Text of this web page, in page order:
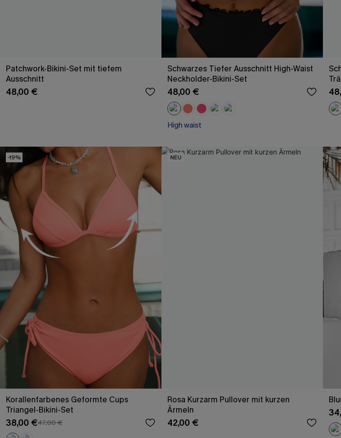
Patchwork-Bikini-Set mit tiefem
Ausschnitt
48,00 €
Schwarzes Tiefer Ausschnitt High-Waist
Neckholder-Bikini-Set
48,00 €
High waist
-19%
Korallenfarbenes Geformte Cups
Triangel-Bikini-Set
38,00 €47,00 €
NEU
Rosa Kurzarm Pullover mit kurzen
Ärmeln
42,00 €